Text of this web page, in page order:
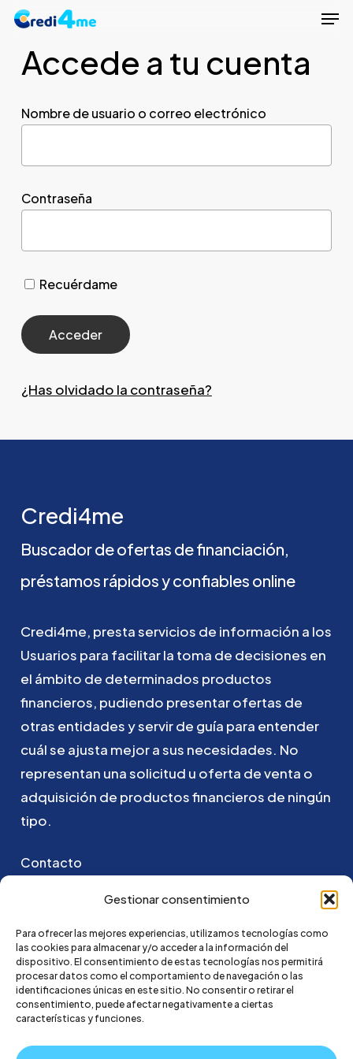
Gestionar consentimiento
Para ofrecer las mejores experiencias, utilizamos tecnologías como
las cookies para almacenar y/o acceder a la información del
dispositivo. El consentimiento de estas tecnologías nos permitirá
procesar datos como el comportamiento de navegación o las
identificaciones únicas en este sitio. No consentir o retirar el
consentimiento, puede afectar negativamente a ciertas
características y funciones.
Skip
mainAccede a tu cuenta
Nombre de usuario o correo electrónico
Contraseña
Recuérdame
¿Has olvidado la contraseña?
Credi4me
Buscadordeofertas definanciación,
préstamos rápidosyconfiables online
Credi4me, prestaservicios de información a los
Usuarios para facilitarla toma de decisiones en
el ámbito de determinados productos
financieros, pudiendo presentarofertas de
otras entidadesyservirde guía para entender
cuálse ajusta mejorasus necesidades. No
representan unasolicitud u oferta deventa o
adquisición de productosfinancieros de ningún
tipo.
Contacto
Puedes ponerte en contacto con nosotros
hola@credi4me.com